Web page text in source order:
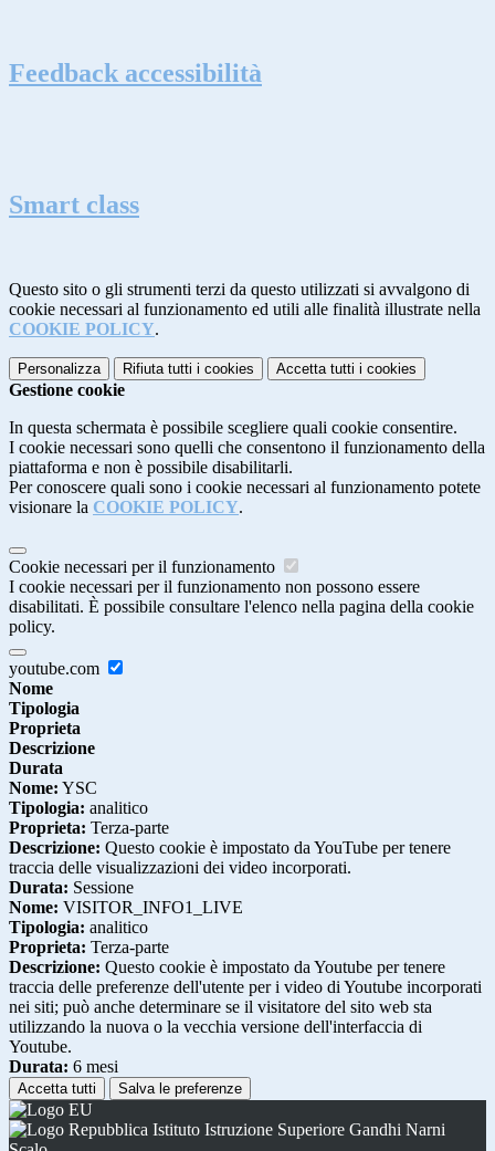
Feedback accessibilità
Smart class
Questo sito o gli strumenti terzi da questo utilizzati si avvalgono di
cookie necessari al funzionamento ed utili alle finalità illustrate nella
COOKIE POLICY.
Personalizza Rifiuta tutti i cookies Accetta tutti i cookies
Gestione cookie
In questa schermata è possibile scegliere quali cookie consentire.
I cookie necessari sono quelli che consentono il funzionamento della
piattaforma e non è possibile disabilitarli.
Per conoscere quali sono i cookie necessari al funzionamento potete
visionare la COOKIE POLICY.
Cookie necessari per il funzionamento
I cookie necessari per il funzionamento non possono essere
disabilitati. È possibile consultare l'elenco nella pagina della cookie
policy.
youtube.com
Nome
Tipologia
Proprieta
Descrizione
Durata
Nome: YSC
Tipologia: analitico
Proprieta: Terza-parte
Descrizione: Questo cookie è impostato da YouTube per tenere
traccia delle visualizzazioni dei video incorporati.
Durata: Sessione
Nome: VISITOR_INFO1_LIVE
Tipologia: analitico
Proprieta: Terza-parte
Descrizione: Questo cookie è impostato da Youtube per tenere
traccia delle preferenze dell'utente per i video di Youtube incorporati
nei siti; può anche determinare se il visitatore del sito web sta
utilizzando la nuova o la vecchia versione dell'interfaccia di
Youtube.
Durata: 6 mesi
Accetta tutti Salva le preferenze
Istituto Istruzione Superiore Gandhi Narni